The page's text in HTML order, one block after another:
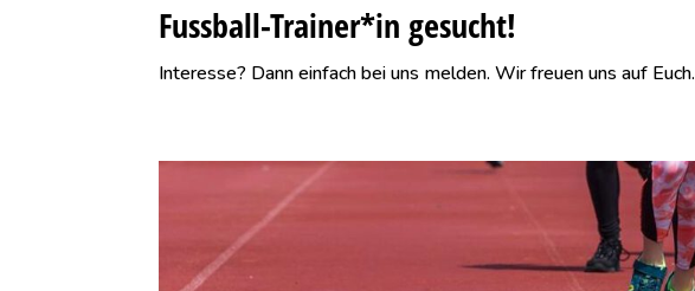
Fussball-Trainer*in gesucht!
Interesse? Dann einfach bei uns melden. Wir freuen uns auf Euch.